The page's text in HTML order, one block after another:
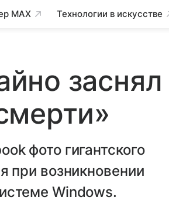
MAX Технологии в искусстве
заснял
фото гигантского
при возникновении
Windows.